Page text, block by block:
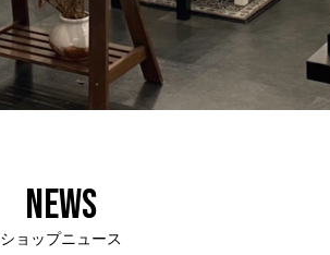
NEWS
ショップニュース